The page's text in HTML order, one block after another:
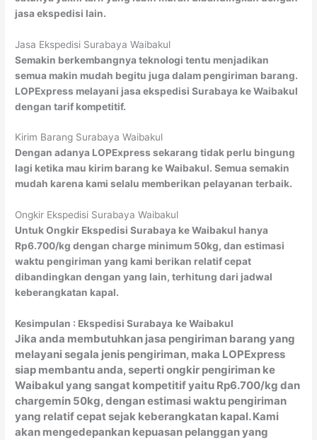
jasa ekspedisi lain.
Jasa Ekspedisi Surabaya Waibakul
Semakin berkembangnya teknologi tentu menjadikan
semua makin mudah begitu juga dalam pengiriman barang.
LOPExpress melayani jasa ekspedisi Surabaya ke Waibakul
dengan tarif kompetitif.
Kirim Barang Surabaya Waibakul
Dengan adanya LOPExpress sekarang tidak perlu bingung
lagi ketika mau kirim barang ke Waibakul. Semua semakin
mudah karena kami selalu memberikan pelayanan terbaik.
Ongkir Ekspedisi Surabaya Waibakul
Untuk Ongkir Ekspedisi Surabaya ke Waibakul hanya
Rp6.700/kg dengan charge minimum 50kg, dan estimasi
waktu pengiriman yang kami berikan relatif cepat
dibandingkan dengan yang lain, terhitung dari jadwal
keberangkatan kapal.
Kesimpulan : Ekspedisi Surabaya ke Waibakul
Jika anda membutuhkan jasa pengiriman barang yang
melayani segala jenis pengiriman, maka LOPExpress
siap membantu anda, seperti ongkir pengiriman ke
Waibakul yang sangat kompetitif yaitu Rp6.700/kg dan
chargemin 50kg, dengan estimasi waktu pengiriman
yang relatif cepat sejak keberangkatan kapal. Kami
akan mengedepankan kepuasan pelanggan yang